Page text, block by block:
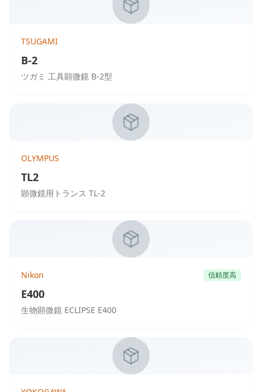
TSUGAMI
B-2
ツガミ 工具顕微鏡 B-2型
OLYMPUS
TL2
顕微鏡用トランス TL-2
Nikon 信頼度高
E400
生物顕微鏡 ECLIPSE E400